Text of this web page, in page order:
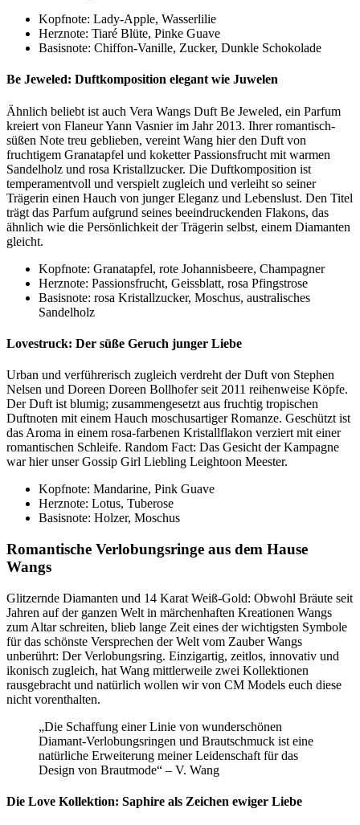
Kopfnote: Lady-Apple, Wasserlilie
Herznote: Tiaré Blüte, Pinke Guave
Basisnote: Chiffon-Vanille, Zucker, Dunkle Schokolade
Be Jeweled: Duftkomposition elegant wie Juwelen
Ähnlich beliebt ist auch Vera Wangs Duft Be Jeweled, ein Parfum
kreiert von Flaneur Yann Vasnier im Jahr 2013. Ihrer romantisch-
süßen Note treu geblieben, vereint Wang hier den Duft von
fruchtigem Granatapfel und koketter Passionsfrucht mit warmen
Sandelholz und rosa Kristallzucker. Die Duftkomposition ist
temperamentvoll und verspielt zugleich und verleiht so seiner
Trägerin einen Hauch von junger Eleganz und Lebenslust. Den Titel
trägt das Parfum aufgrund seines beeindruckenden Flakons, das
ähnlich wie die Persönlichkeit der Trägerin selbst, einem Diamanten
gleicht.
Kopfnote: Granatapfel, rote Johannisbeere, Champagner
Herznote: Passionsfrucht, Geissblatt, rosa Pfingstrose
Basisnote: rosa Kristallzucker, Moschus, australisches
Sandelholz
Lovestruck: Der süße Geruch junger Liebe
Urban und verführerisch zugleich verdreht der Duft von Stephen
Nelsen und Doreen Doreen Bollhofer seit 2011 reihenweise Köpfe.
Der Duft ist blumig; zusammengesetzt aus fruchtig tropischen
Duftnoten mit einem Hauch moschusartiger Romanze. Geschützt ist
das Aroma in einem rosa-farbenen Kristallflakon verziert mit einer
romantischen Schleife. Random Fact: Das Gesicht der Kampagne
war hier unser Gossip Girl Liebling Leightoon Meester.
Kopfnote: Mandarine, Pink Guave
Herznote: Lotus, Tuberose
Basisnote: Holzer, Moschus
Romantische Verlobungsringe aus dem Hause
Wangs
Glitzernde Diamanten und 14 Karat Weiß-Gold: Obwohl Bräute seit
Jahren auf der ganzen Welt in märchenhaften Kreationen Wangs
zum Altar schreiten, blieb lange Zeit eines der wichtigsten Symbole
für das schönste Versprechen der Welt vom Zauber Wangs
unberührt: Der Verlobungsring. Einzigartig, zeitlos, innovativ und
ikonisch zugleich, hat Wang mittlerweile zwei Kollektionen
rausgebracht und natürlich wollen wir von CM Models euch diese
nicht vorenthalten.
„Die Schaffung einer Linie von wunderschönen
Diamant-Verlobungsringen und Brautschmuck ist eine
natürliche Erweiterung meiner Leidenschaft für das
Design von Brautmode“ – V. Wang
Die Love Kollektion: Saphire als Zeichen ewiger Liebe